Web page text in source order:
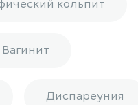
кольпит
Вагинит
Диспареуния